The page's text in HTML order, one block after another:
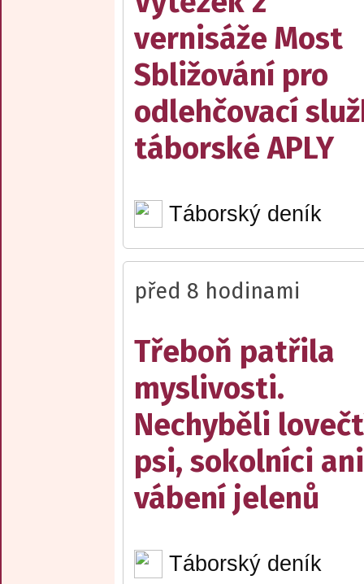
vernisáže Most
Sbližování pro
odlehčovací
táborské APLY
Táborský deník
před 8 hodinami
Třeboň patřila
myslivosti.
Nechyběli
psi, sokolníci ani
vábení jelenů
Táborský deník